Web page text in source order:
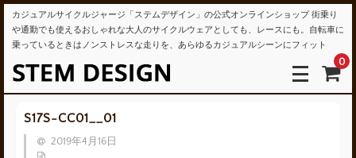
カジュアルサイクルジャージ「ステムデザイン」の公式オンラインショップ 街乗り
や通勤でも使えるおしゃれな大人のサイクルウェアとしても、レースにも。自転車に
乗っているときはノンストレスな走りを、あらゆるカジュアルシーンにフィット
0
S17S-CC01__01
2019年4月16日